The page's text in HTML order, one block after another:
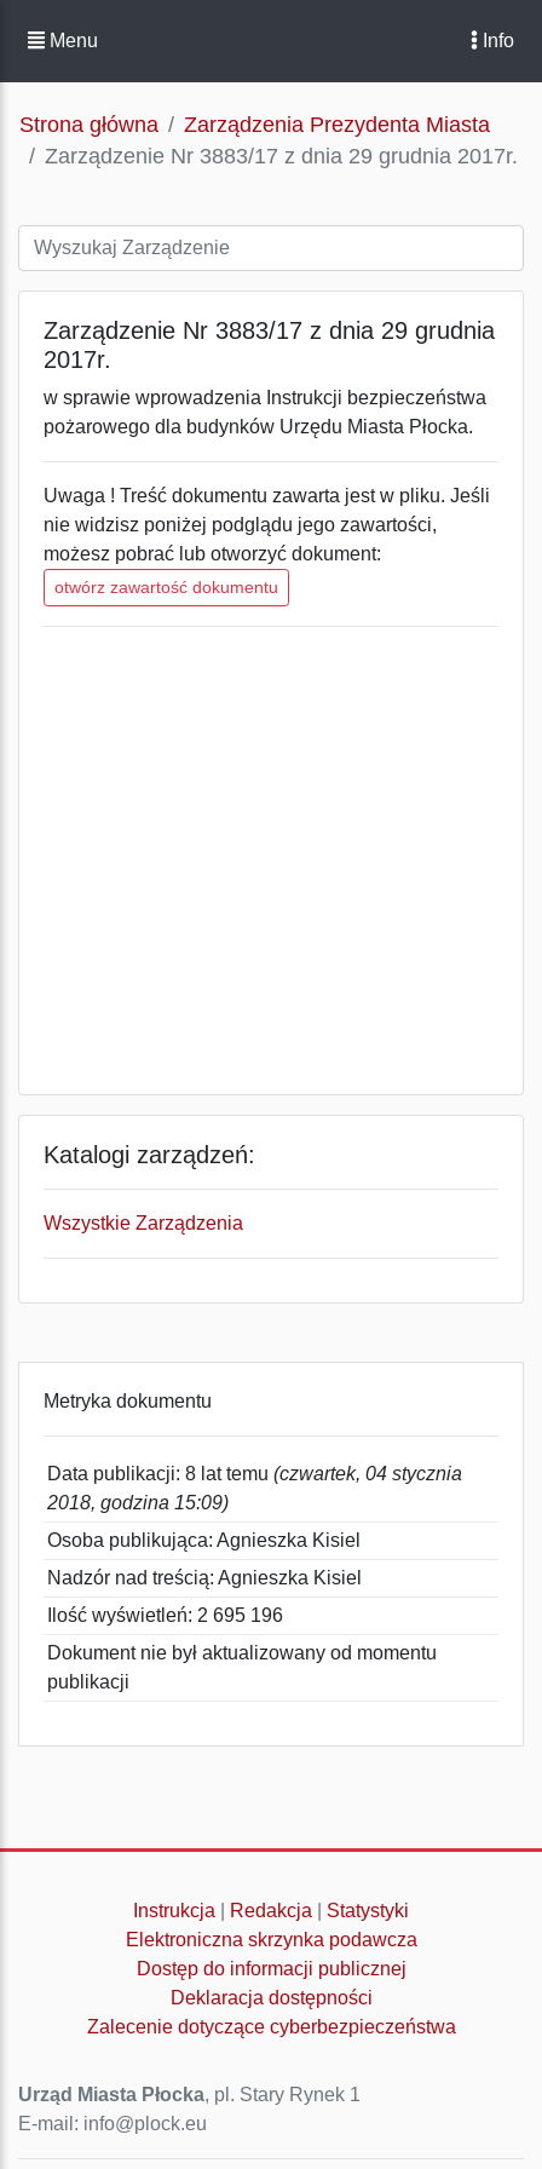
Menu Info
Strona główna
Zarządzenia Prezydenta Miasta
Zarządzenie Nr 3883/17 z dnia 29 grudnia 2017r.
Zarządzenie Nr 3883/17 z dnia 29 grudnia
2017r.
w sprawie wprowadzenia Instrukcji bezpieczeństwa
pożarowego dla budynków Urzędu Miasta Płocka.
Uwaga ! Treść dokumentu zawarta jest w pliku. Jeśli
nie widzisz poniżej podglądu jego zawartości,
możesz pobrać lub otworzyć dokument:
otwórz zawartość dokumentu
Katalogi zarządzeń:
Wszystkie Zarządzenia
Metryka dokumentu
Data publikacji: 8 lat temu (czwartek, 04 stycznia
2018, godzina 15:09)
Osoba publikująca: Agnieszka Kisiel
Nadzór nad treścią: Agnieszka Kisiel
Ilość wyświetleń: 2 695 196
Dokument nie był aktualizowany od momentu
publikacji
Instrukcja Redakcja
Statystyki
Elektroniczna skrzynka podawcza
Dostęp do informacji publicznej
Deklaracja dostępności
Zalecenie dotyczące cyberbezpieczeństwa
Urząd Miasta Płocka, pl. Stary Rynek 1
E-mail: info@plock.eu